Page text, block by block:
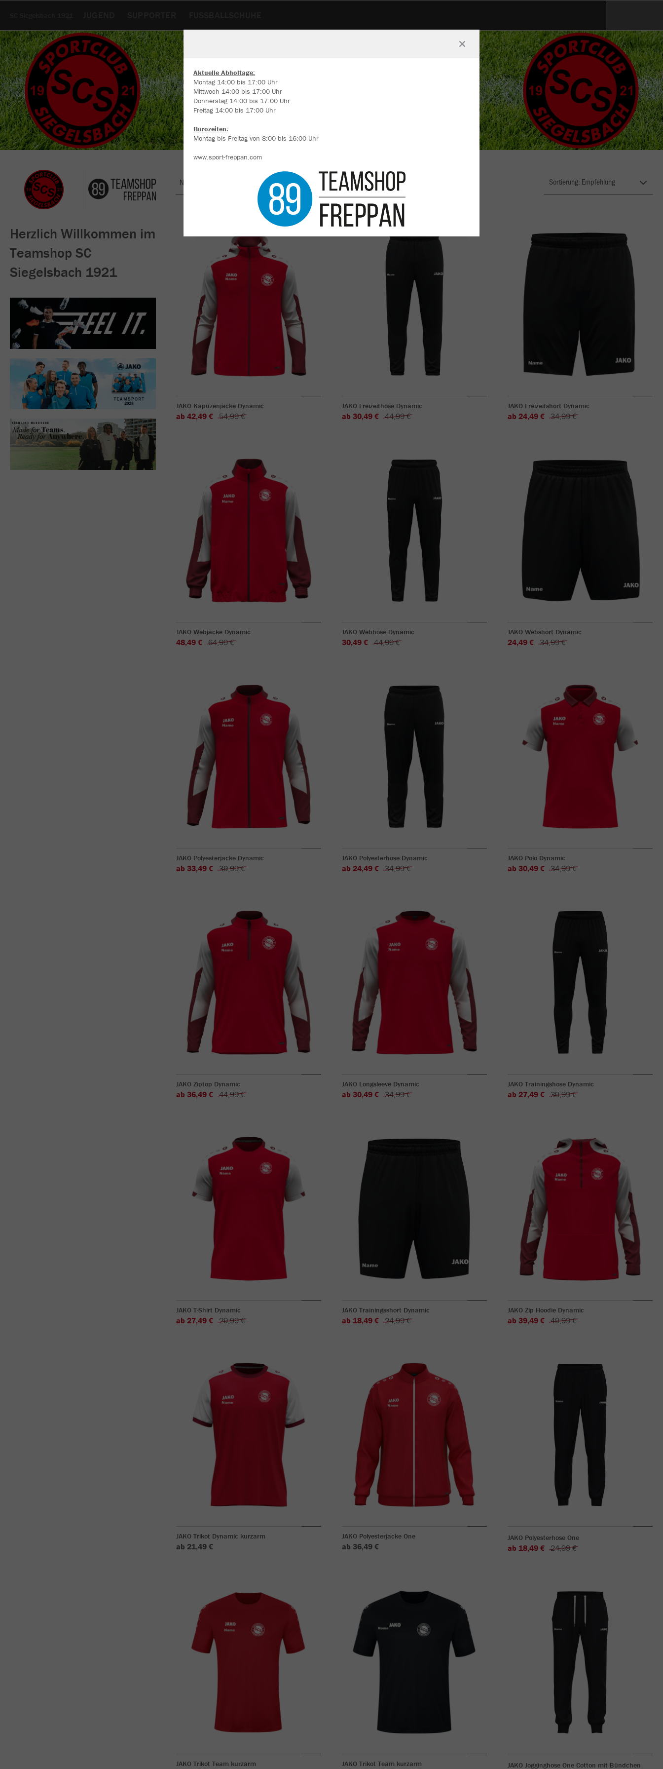
Herzlich Willkommen im
Teamshop SC
Siegelsbach 1921
Nachhaltig Farbe
JAKO Kapuzenjacke Dynamic
ab 42,49 € 54,99 €
JAKO Freizeithose Dynamic
ab 30,49 € 44,99 €
JAKO Freizeitshort Dynamic
ab 24,49 € 34,99 €
JAKO Webjacke Dynamic
48,49 € 64,99 €
JAKO Webhose Dynamic
30,49 € 44,99 €
JAKO Webshort Dynamic
24,49 € 34,99 €
JAKO Polyesterjacke Dynamic
ab 33,49 € 39,99 €
JAKO Polyesterhose Dynamic
ab 24,49 € 34,99 €
JAKO Polo Dynamic
ab 30,49 € 34,99 €
JAKO Ziptop Dynamic
ab 36,49 € 44,99 €
JAKO Longsleeve Dynamic
ab 30,49 € 34,99 €
JAKO Trainingshose Dynamic
ab 27,49 € 39,99 €
JAKO T-Shirt Dynamic
ab 27,49 € 29,99 €
JAKO Trainingsshort Dynamic
ab 18,49 € 24,99 €
JAKO Zip Hoodie Dynamic
ab 39,49 € 49,99 €
JAKO Trikot Dynamic kurzarm
ab 21,49 €
JAKO Polyesterjacke One
ab 36,49 €
JAKO Polyesterhose One
ab 18,49 € 24,99 €
JAKO Trikot Team kurzarm JAKO Trikot Team kurzarm JAKO Jogginghose One Cotton mit Bündchen
Aktuelle Abholtage:
Montag 14:00 bis 17:00 Uhr
Mittwoch 14:00 bis 17:00 Uhr
Donnerstag 14:00 bis 17:00 Uhr
Freitag 14:00 bis 17:00 Uhr
Bürozeiten:
Montag bis Freitag von 8:00 bis 16:00 Uhr
www.sport-freppan.com
Wir verwenden Cookies
Durch die Analyse der Besucherdaten können wir dir personalisierte Inhalte
anzeigen und unsere Website verbessern. Weitere Informationen zu den
Alle akzeptieren
mehr Infos
Datenschutz Impressum